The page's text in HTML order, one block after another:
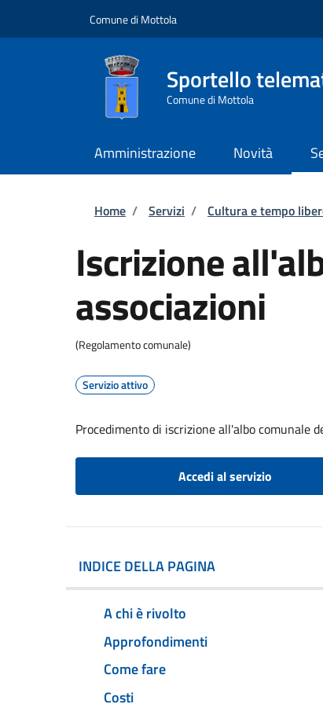
Comune di Mottola
Sportello
Comune di Mottola
Amministrazione Novità
Briciole di pane
Home / Servizi / Cultura e tempo
Iscrizione
associazioni
(Regolamento comunale)
Servizio attivo
Procedimento di iscrizione all'albo comunale
Accedi al servizio
INDICE DELLA PAGINA
A chi è rivolto
Approfondimenti
Come fare
Costi